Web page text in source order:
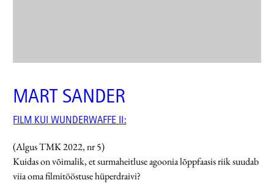
MART SANDER
FILM KUI WUNDERWAFFE II:
(Algus TMK 2022, nr 5)
Kuidas on võimalik, et surmaheitluse agoonia lõppfaasis riik suudab
viia oma filmitööstuse hüperdraivi?